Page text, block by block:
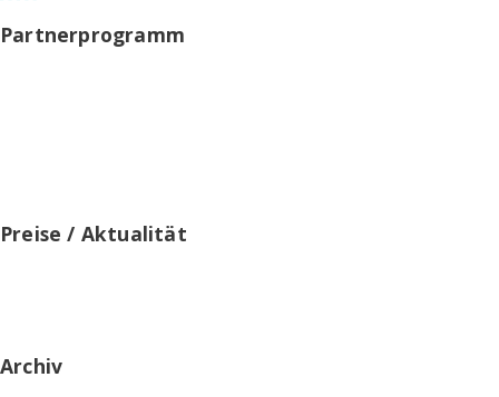
Partnerprogramm
Preise / Aktualität
Archiv